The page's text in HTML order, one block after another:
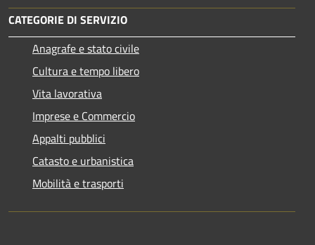
CATEGORIE DI SERVIZIO
Anagrafe e stato civile
Cultura e tempo libero
Vita lavorativa
Imprese e Commercio
Appalti pubblici
Catasto e urbanistica
Mobilità e trasporti